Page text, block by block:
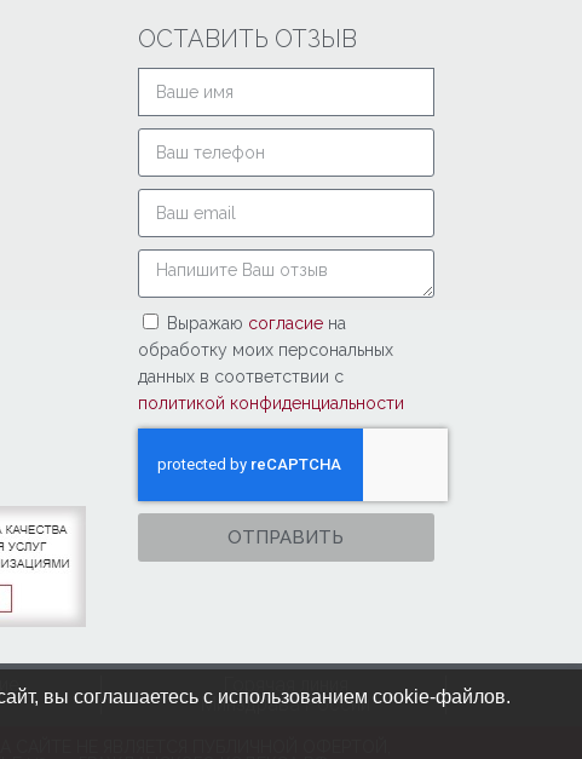
ОСТАВИТЬ ОТЗЫВ
Выражаю согласие на
обработку моих персональных
данных в соответствии с
политикой конфиденциальности
ОТПРАВИТЬ
Минздрава России
НЕ ЯВЛЯЕТСЯ ПУБЛИЧНОЙ ОФЕРТОЙ,
вы соглашаетесь с использованием cookie-файлов.